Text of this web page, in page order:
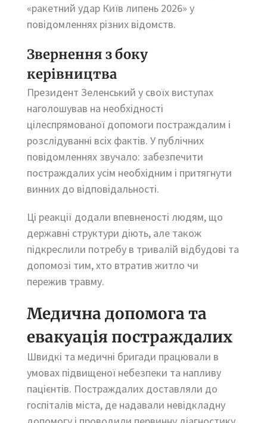
«ракетний удар Київ липень 2026» у
повідомленнях різних відомств.
Звернення з боку
керівництва
Президент Зеленський у своїх виступах
наголошував на необхідності
цілеспрямованої допомоги постраждалим і
розслідуванні всіх фактів. У публічних
повідомленнях звучало: забезпечити
постраждалих усім необхідним і притягнути
винних до відповідальності.
Ці реакції додали впевненості людям, що
державні структури діють, але також
підкреслили потребу в тривалій відбудові та
допомозі тим, хто втратив житло чи
пережив травму.
Медична допомога та
евакуація постраждалих
Швидкі та медичні бригади працювали в
умовах підвищеної небезпеки та напливу
пацієнтів. Постраждалих доставляли до
госпіталів міста, де надавали невідкладну